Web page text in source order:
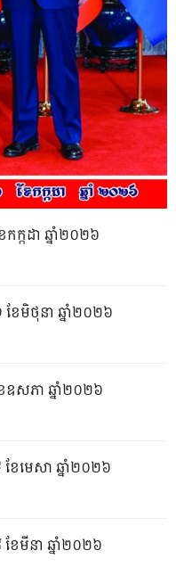
ក្កដា ឆ្នាំ២០២៦
ែមិថុនា ឆ្នាំ២០២៦
ឧសភា ឆ្នាំ២០២៦
ែមេសា ឆ្នាំ២០២៦
ែមីនា ឆ្នាំ២០២៦